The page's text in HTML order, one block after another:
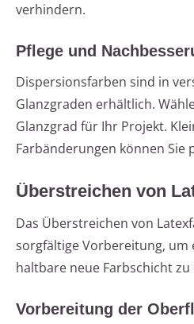
verhindern.
Pflege und
Dispersionsfarben sind in
Glanzgraden erhältlich.
Glanzgrad für Ihr Projekt.
Farbänderungen können Sie
Überstreichen von
Das Überstreichen von
sorgfältige Vorbereitung, um
haltbare neue Farbschicht zu
Vorbereitung der